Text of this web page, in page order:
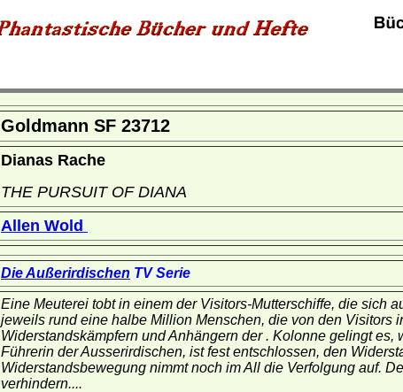
Goldmann SF 23712
Dianas Rache
THE PURSUIT OF DIANA
Allen Wold
Die Außerirdischen TV Serie
Eine Meuterei tobt in einem der Visitors-Mutterschiffe, die sich
jeweils rund eine halbe Million Menschen, die von den Visitors
Widerstandskämpfern und Anhängern der . Kolonne gelingt
Führerin der Ausserirdischen, ist fest entschlossen, den
Widerstandsbewegung nimmt noch im All die Verfolgung auf.
verhindern....